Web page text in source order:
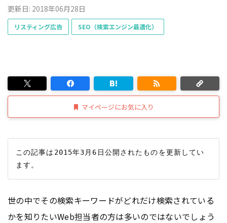
更新日: 2018年06月28日
リスティング広告 SEO（検索エンジン最適化）
マイページにお気に入り
この記事は2015年3月6日公開されたものを更新してい
世の中でその検索キーワードがどれだけ検索されている
かを知りたいWeb担当者の方は多いのではないでしょう